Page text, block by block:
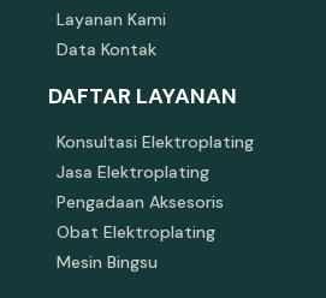
Layanan Kami
Data Kontak
DAFTAR LAYANAN
Konsultasi Elektroplating
Jasa Elektroplating
Pengadaan Aksesoris
Obat Elektroplating
Mesin Bingsu